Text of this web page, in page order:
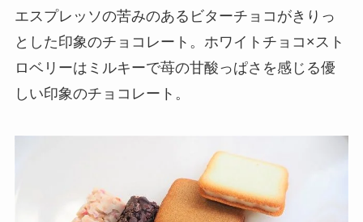
エスプレッソの苦みのあるビターチョコがきりっ
とした印象のチョコレート。ホワイトチョコ×スト
ロベリーはミルキーで苺の甘酸っぱさを感じる優
しい印象のチョコレート。